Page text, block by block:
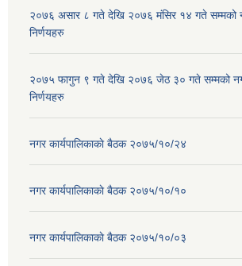
२०७६ असार ८ गते देखि २०७६ मंसिर १४ गते सम्मको
निर्णयहरु
२०७५ फागुन ९ गते देखि २०७६ जेठ ३० गते सम्मको नगर
निर्णयहरु
नगर कार्यपालिकाकाे बैठक २०७५/१०/२४
नगर कार्यपालिकाकाे बैठक २०७५/१०/१०
नगर कार्यपालिकाकाे बैठक २०७५/१०/०३